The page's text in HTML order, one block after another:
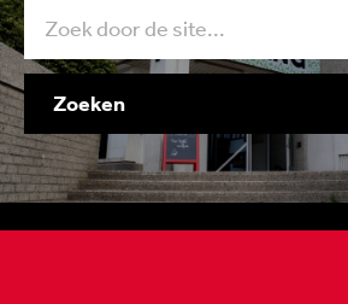
Zoeken